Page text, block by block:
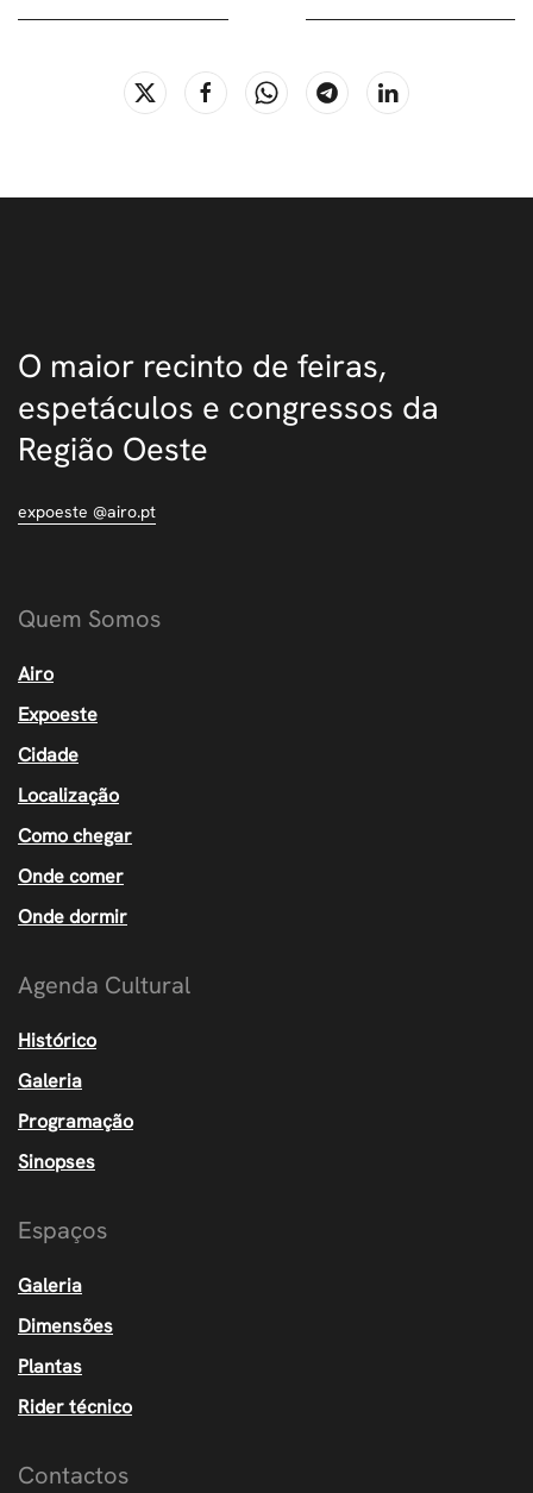
O maior recinto de feiras,
espetáculos e congressos da
Região Oeste
expoeste @airo.pt
Quem Somos
Airo
Expoeste
Cidade
Localização
Como chegar
Onde comer
Onde dormir
Agenda Cultural
Histórico
Galeria
Programação
Sinopses
Espaços
Galeria
Dimensões
Plantas
Rider técnico
Contactos